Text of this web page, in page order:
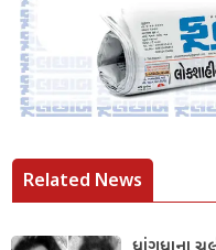
Related News